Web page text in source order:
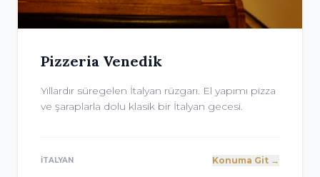
Pizzeria Venedik
Yıllardır süregelen İtalyan rüzgarı. El yapımı pizza
ve şaraplarla dolu klasik bir İtalyan gecesi.
İTALYAN Konuma Git →